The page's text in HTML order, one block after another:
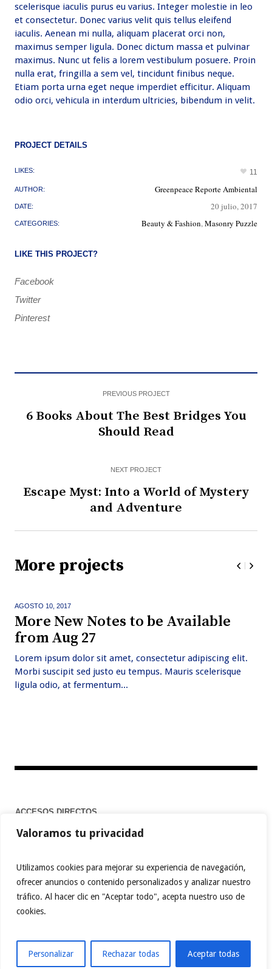
Valoramos tu privacidad
Utilizamos cookies para mejorar su experiencia de navegación,
ofrecer anuncios o contenido personalizados y analizar nuestro
tráfico. Al hacer clic en "Aceptar todo", acepta nuestro uso de
cookies.
Personalizar Rechazar todas Aceptar todas
scelerisque iaculis purus eu varius. Integer molestie in leo
et consectetur. Donec varius velit quis tellus eleifend
iaculis. Aenean mi nulla, aliquam placerat orci non,
maximus semper ligula. Donec dictum massa et pulvinar
maximus. Nunc ut felis a lorem vestibulum posuere. Proin
nulla erat, fringilla a sem vel, tincidunt finibus neque.
Etiam porta urna eget neque imperdiet efficitur. Aliquam
odio orci, vehicula in interdum ultricies, bibendum in velit.
PROJECT DETAILS
LIKES: 11
AUTHOR: Greenpeace Reporte Ambiental
DATE: 20 julio, 2017
CATEGORIES: Beauty & Fashion,Masonry Puzzle
LIKE THIS PROJECT?
Facebook
Twitter
Pinterest
PREVIOUS PROJECT
6 Books About The Best Bridges You
Should Read
NEXT PROJECT
Escape Myst: Into a World of Mystery
and Adventure
More projects
AGOSTO 10,2017
More New Notes to be Available
from Aug 27
Lorem ipsum dolor sit amet, consectetur adipiscing elit.
Morbi suscipit sed justo eu tempus. Mauris scelerisque
ligula odio, at fermentum...
ACCESOS DIRECTOS
Home
YOUTUBE ABOUT.ME LINKTREE
ReporteAmbiental © 2023 / Todos los derechos reservados